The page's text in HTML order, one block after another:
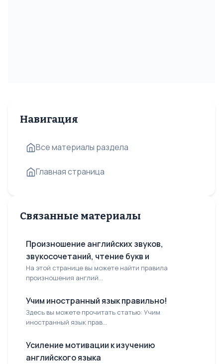
Навигация
Все материалы раздела
Главная страница
Связанные материалы
Произношение английских звуков,
звукосочетаний, чтение букв и
На этой странице вы можете найти правила
произношения англий...
Учим иностранный язык правильно!
Здесь вы можете прочитать статью: Учим
иностранный язык прав...
Усиление мотивации к изучению
английского языка